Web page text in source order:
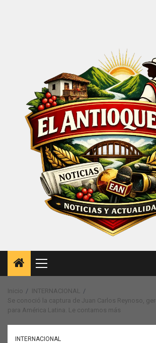
Menú
principal
Inicio
INTERNACIONAL
Se conoció la captura de Juan Carlos Reynoso,
para América Latina. Le contamos más
INTERNACIONAL